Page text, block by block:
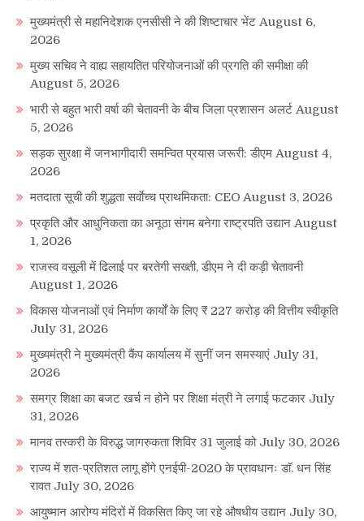
मुख्यमंत्री से महानिदेशक एनसीसी ने की शिष्टाचार भेंट August 6,
2026
मुख्य सचिव ने वाह्य सहायतित परियोजनाओं की प्रगति की समीक्षा की
August 5, 2026
भारी से बहुत भारी वर्षा की चेतावनी के बीच जिला प्रशासन अलर्ट August
5, 2026
सड़क सुरक्षा में जनभागीदारी समन्वित प्रयास जरूरी: डीएम August 4,
2026
मतदाता सूची की शुद्धता सर्वाेच्च प्राथमिकता: CEO August 3, 2026
प्रकृति और आधुनिकता का अनूठा संगम बनेगा राष्ट्रपति उद्यान August
1, 2026
राजस्व वसूली में ढिलाई पर बरतेगी सख्ती, डीएम ने दी कड़ी चेतावनी
August 1, 2026
विकास योजनाओं एवं निर्माण कार्यों के लिए ₹ 227 करोड़ की वित्तीय स्वीकृति
July 31, 2026
मुख्यमंत्री ने मुख्यमंत्री कैंप कार्यालय में सुनीं जन समस्याएं July 31,
2026
समग्र शिक्षा का बजट खर्च न होने पर शिक्षा मंत्री ने लगाई फटकार July
31, 2026
मानव तस्करी के विरुद्ध जागरुकता शिविर 31 जुलाई को July 30, 2026
राज्य में शत-प्रतिशत लागू होंगे एनईपी-2020 के प्रावधानः डाॅ. धन सिंह
रावत July 30, 2026
आयुष्मान आरोग्य मंदिरों में विकसित किए जा रहे औषधीय उद्यान July 30,